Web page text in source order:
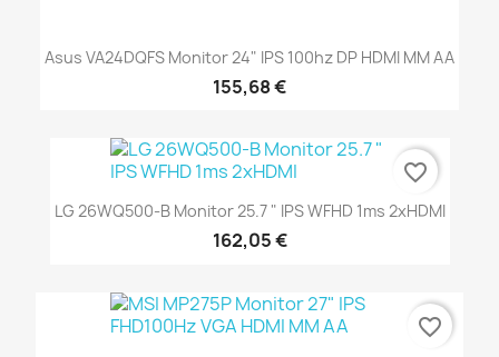
Asus VA24DQFS Monitor 24" IPS 100hz DP HDMI MM AA
155,68 €
LG 26WQ500-B Monitor 25.7 " IPS WFHD 1ms 2xHDMI
162,05 €
favorite_border
favorite_border